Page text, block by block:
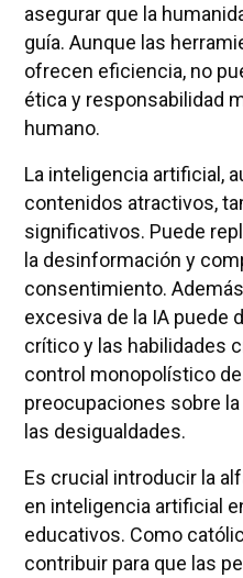
asegurar que la
guía. Aunque las
ofrecen eficiencia, no
ética y responsabilidad
humano.
La inteligencia artificial,
contenidos atractivos,
significativos. Puede
la desinformación y
consentimiento.
excesiva de la IA puede
crítico y las habilidades
control monopolístico
preocupaciones sobre
las desigualdades.
Es crucial introducir la
en inteligencia artificial
educativos. Como
contribuir para que las